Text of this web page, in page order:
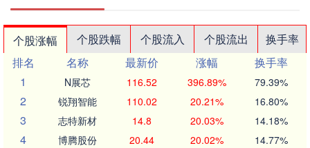
个股涨幅 个股跌幅 个股流入 个股流出
换手率
排名
名称 最新价 涨幅
换手率
1
N展芯 116.52 396.89% 79.39%
2 锐翔智能 110.02 20.21% 16.80%
3 志特新材 14.8 20.03% 14.18%
4 博腾股份 20.44 20.02% 14.77%